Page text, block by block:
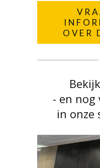
OVER
- en nog
in onze